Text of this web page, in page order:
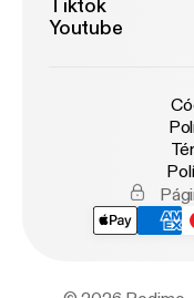
Tiktok
Youtube